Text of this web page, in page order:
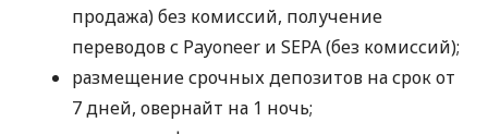
продажа) без комиссий, получение
переводов с Payoneer и SEPA (без комиссий);
размещение срочных депозитов на срок от
7 дней, овернайт на 1 ночь;